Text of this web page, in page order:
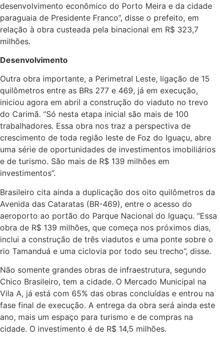
desenvolvimento econômico do Porto Meira e da cidade
paraguaia de Presidente Franco”, disse o prefeito, em
relação à obra custeada pela binacional em R$ 323,7
milhões.
Desenvolvimento
Outra obra importante, a Perimetral Leste, ligação de 15
quilômetros entre as BRs 277 e 469, já em execução,
iniciou agora em abril a construção do viaduto no trevo
do Carimã. “Só nesta etapa inicial são mais de 100
trabalhadores. Essa obra nos traz a perspectiva de
crescimento de toda região leste de Foz do Iguaçu, abre
uma série de oportunidades de investimentos imobiliários
e de turismo. São mais de R$ 139 milhões em
investimentos”.
Brasileiro cita ainda a duplicação dos oito quilômetros da
Avenida das Cataratas (BR-469), entre o acesso do
aeroporto ao portão do Parque Nacional do Iguaçu. “Essa
obra de R$ 139 milhões, que começa nos próximos dias,
inclui a construção de três viadutos e uma ponte sobre o
rio Tamanduá e uma ciclovia por todo seu trecho”, disse.
Não somente grandes obras de infraestrutura, segundo
Chico Brasileiro, tem a cidade. O Mercado Municipal na
Vila A, já está com 65% das obras concluídas e entrou na
fase final de execução. A entrega da obra será ainda este
ano, mais um espaço para turismo e de compras na
cidade. O investimento é de R$ 14,5 milhões.